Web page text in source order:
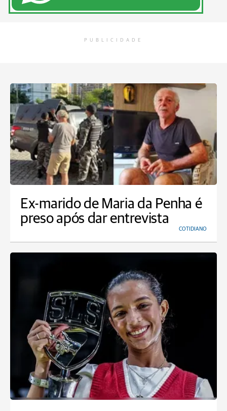
PUBLICIDADE
Ex-marido de Maria da Penha é
preso após dar entrevista
COTIDIANO